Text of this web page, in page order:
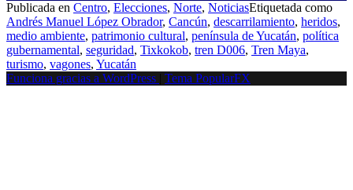
Publicada en Centro, Elecciones, Norte, NoticiasEtiquetada como
Andrés Manuel López Obrador, Cancún, descarrilamiento, heridos,
medio ambiente, patrimonio cultural, península de Yucatán, política
gubernamental, seguridad, Tixkokob, tren D006, Tren Maya,
turismo, vagones, Yucatán
Funciona gracias a WordPress
Tema PopularFX